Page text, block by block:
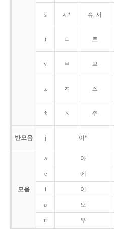
š 시* 슈, 시
t ㅌ 트
v ㅂ 브
z ㅈ 즈
ž ㅈ 주
반모음 j 이*
모음
a 아
e 에
i 이
o 오
u 우